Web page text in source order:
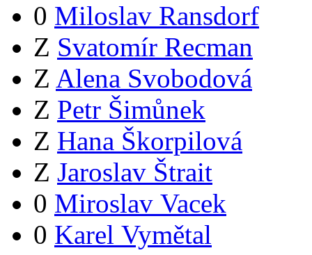
0 Miloslav Ransdorf
Z Svatomír Recman
Z Alena Svobodová
Z Petr Šimůnek
Z Hana Škorpilová
Z Jaroslav Štrait
0 Miroslav Vacek
0 Karel Vymětal